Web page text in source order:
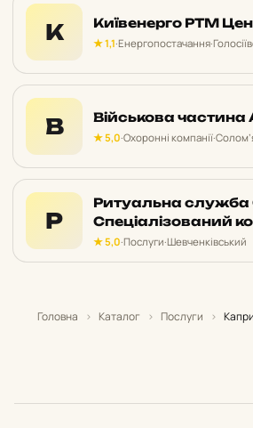
К Київенерго РТМ
★ 1,1·Енергопостачання·
В Військова частина
★ 5,0·Охоронні компанії·
Р
Ритуальна служба
Спеціалізований
★ 5,0·Послуги·Шевченківський
Головна › Каталог › Послуги ›